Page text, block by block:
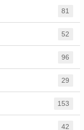
81
52
96
29
153
42